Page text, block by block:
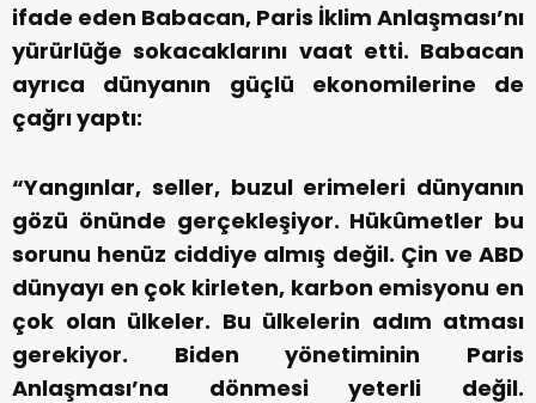
ifade eden Babacan, Paris İklim Anlaşması’nı
yürürlüğe sokacaklarını vaat etti. Babacan
ayrıca dünyanın güçlü ekonomilerine de
çağrı yaptı:
“Yangınlar, seller, buzul erimeleri dünyanın
gözü önünde gerçekleşiyor. Hükûmetler bu
sorunu henüz ciddiye almış değil. Çin ve ABD
dünyayı en çok kirleten, karbon emisyonu en
çok olan ülkeler. Bu ülkelerin adım atması
gerekiyor. Biden yönetiminin Paris
Anlaşması’na dönmesi yeterli değil.